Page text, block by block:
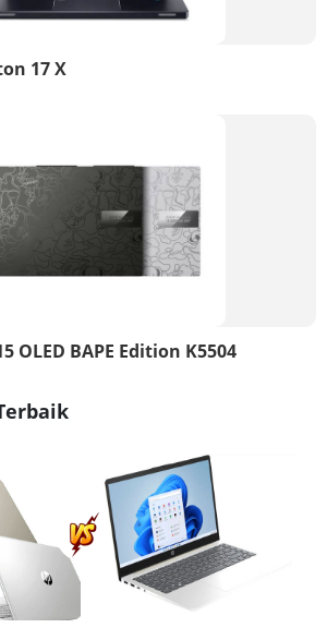
17 X
OLED BAPE Edition K5504